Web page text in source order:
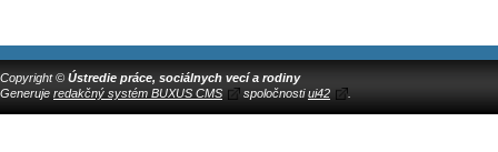
Copyright © Ústredie práce, sociálnych vecí a rodiny
Generuje redakčný systém BUXUS CMS spoločnostiui42